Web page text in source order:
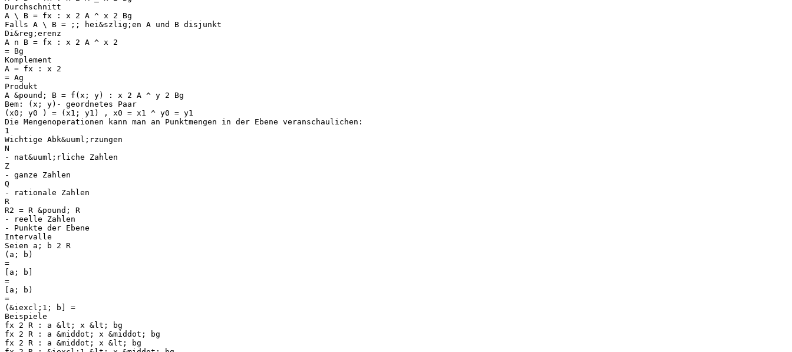
Durchschnitt
A \ B = fx : x 2 A ^ x 2 Bg
Falls A \ B = ;; hei&szlig;en A und B disjunkt
Di&reg;erenz
A n B = fx : x 2 A ^ x 2
= Bg
Komplement
A = fx : x 2
= Ag
Produkt
A &pound; B = f(x; y) : x 2 A ^ y 2 Bg
Bem: (x; y)- geordnetes Paar
(x0; y0 ) = (x1; y1) , x0 = x1 ^ y0 = y1
Die Mengenoperationen kann man an Punktmengen in der Ebene veranschaulichen:
1
Wichtige Abk&uuml;rzungen
N
- nat&uuml;rliche Zahlen
Z
- ganze Zahlen
Q
- rationale Zahlen
R
R2 = R &pound; R
- reelle Zahlen
- Punkte der Ebene
Intervalle
Seien a; b 2 R
(a; b)
=
[a; b]
=
[a; b)
=
(&iexcl;1; b] =
Beispiele
fx 2 R : a &lt; x &lt; bg
fx 2 R : a &middot; x &middot; bg
fx 2 R : a &middot; x &lt; bg